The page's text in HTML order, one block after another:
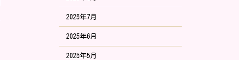
2025年7月
2025年6月
2025年5月